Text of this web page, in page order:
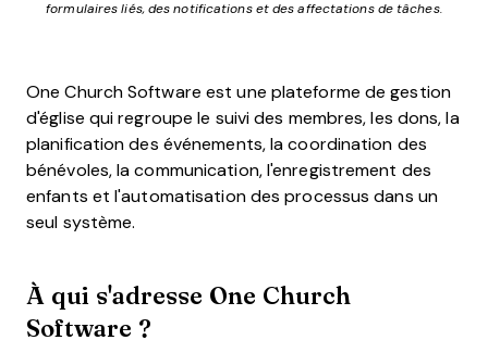
formulaires liés, des notifications et des affectations de tâches.
One Church Software est une plateforme de gestion
d'église qui regroupe le suivi des membres, les dons, la
planification des événements, la coordination des
bénévoles, la communication, l'enregistrement des
enfants et l'automatisation des processus dans un
seul système.
À qui s'adresse One Church
Software ?